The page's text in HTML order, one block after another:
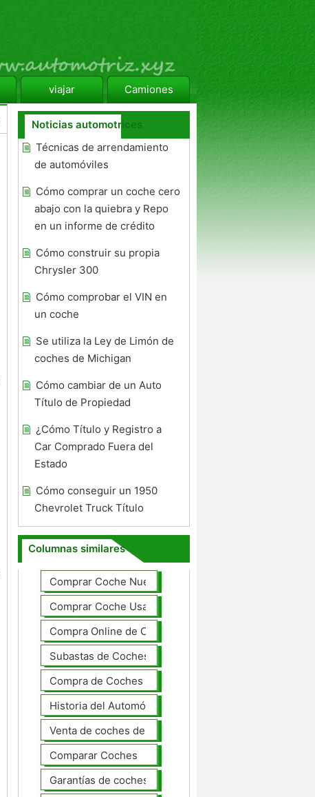
viajar Camiones
Noticias automotrices
Técnicas de arrendamiento
de automóviles
Cómo comprar un coche cero
abajo con la quiebra y Repo
en un informe de crédito
Cómo construir su propia
Chrysler 300
Cómo comprobar el VIN en
un coche
Se utiliza la Ley de Limón de
coches de Michigan
Cómo cambiar de un Auto
Título de Propiedad
¿Cómo Título y Registro a
Car Comprado Fuera del
Estado
Cómo conseguir un 1950
Chevrolet Truck Título
Columnas similares
Comprar Coche Nuevo
Comprar Coche Usado
Compra Online de Coches
Subastas de Coches
Compra de Coches Basics
Historia del Automóvil
Venta de coches de lujo
Comparar Coches
Garantías de coches ampliado